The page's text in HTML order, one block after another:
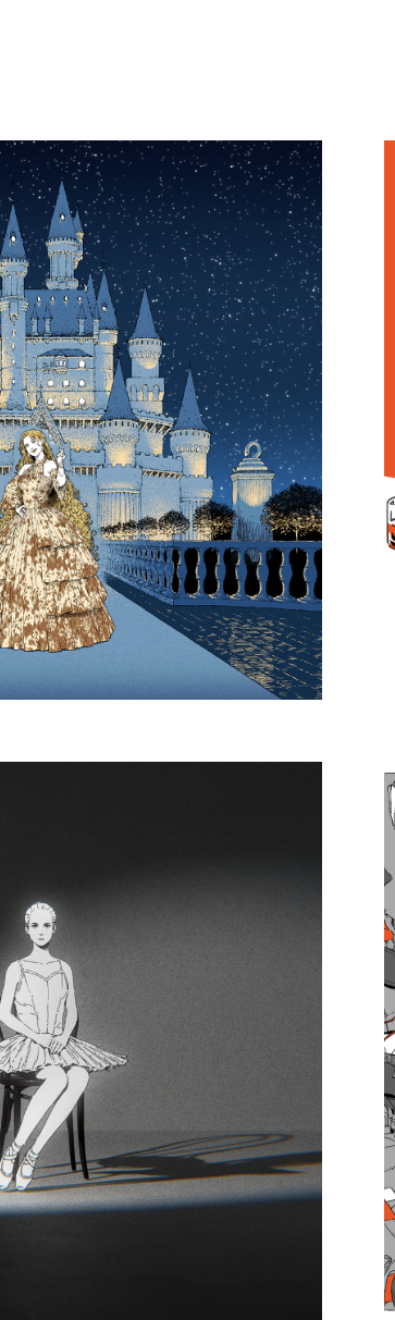
ナ.jpeg